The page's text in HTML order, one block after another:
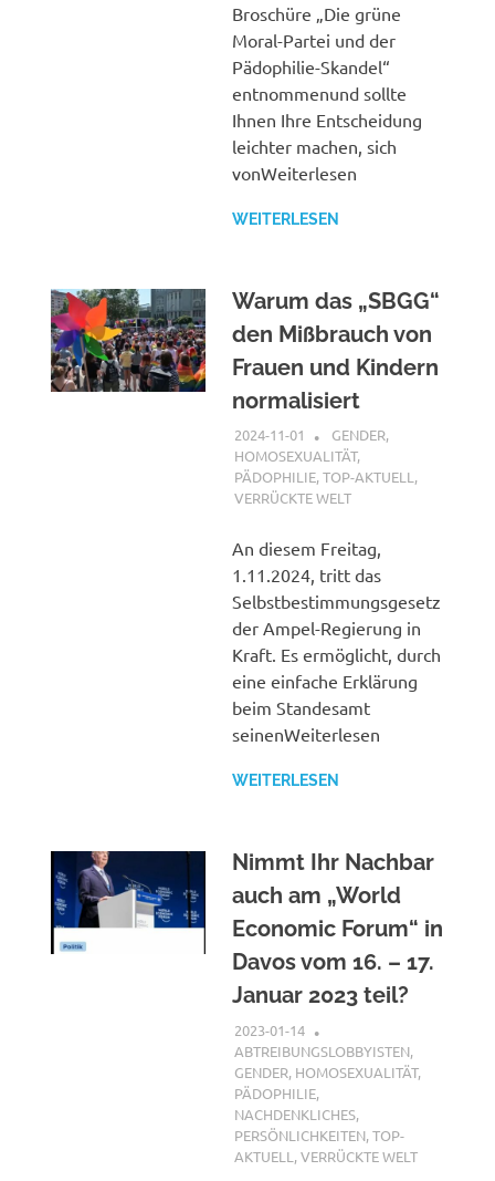
Broschüre „Die grüne
Moral-Partei und der
Pädophilie-Skandel“
entnommenund sollte
Ihnen Ihre Entscheidung
leichter machen, sich
vonWeiterlesen
WEITERLESEN
Warum das „SBGG“
den Mißbrauch von
Frauen und Kindern
normalisiert
2024-11-01 XX
GENDER,
HOMOSEXUALITÄT,
PÄDOPHILIE,TOP-AKTUELL ,
VERRÜCKTE WELT
An diesem Freitag,
1.11.2024, tritt das
Selbstbestimmungsgesetz
der Ampel-Regierung in
Kraft. Es ermöglicht, durch
eine einfache Erklärung
beim Standesamt
seinenWeiterlesen
WEITERLESEN
Nimmt Ihr Nachbar
auch am „World
Economic Forum“ in
Davos vom 16. – 17.
Januar 2023 teil?
2023-01-14
ABTREIBUNGSLOBBYISTEN,
GENDER, HOMOSEXUALITÄT,
PÄDOPHILIE,
NACHDENKLICHES,
PERSÖNLICHKEITEN,TOP-
AKTUELL ,VERRÜCKTE WELT